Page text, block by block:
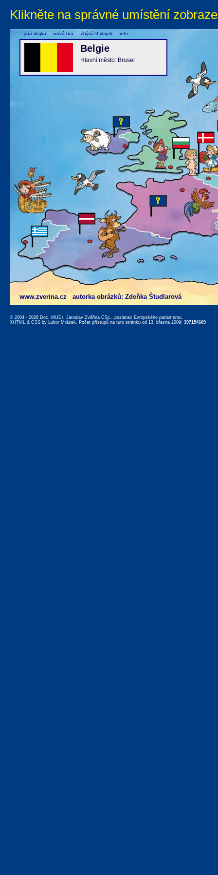
Klikněte na správné umístění
www.zverina.cz autorka obrázků: Zdeňka Študlarová
Belgie
Hlavní město: Brusel
jiná vlajka | nová hra | zbývá 9 vlajek | info
© 2004 - 2026 Doc. MUDr. Jaroslav Zvěřina CSc., poslanec Evropského parlamentu,
XHTML & CSS by Lubor Mrázek. Počet přístupů na tuto stránku od 13. března 2009: 397154609